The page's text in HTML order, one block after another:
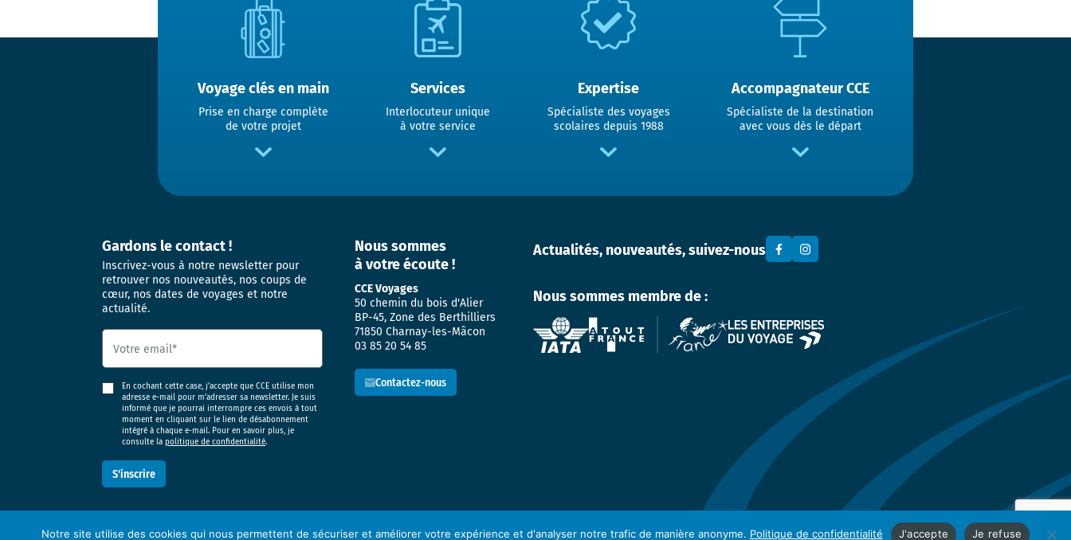
Voyage clés en main
Prise en charge complète
de votre projet
Services
Interlocuteur unique
à votre service
Expertise
Spécialiste des voyages
scolaires depuis 1988
Accompagnateur CCE
Spécialiste de la destination
avec vous dès le départ
Gardons le contact !
Inscrivez-vous à notre newsletter pour
retrouver nos nouveautés, nos coups de
cœur, nos dates de voyages et notre
actualité.
En cochant cette case, j’accepte que CCE utilise mon
adresse e-mail pour m’adresser sa newsletter. Je suis
informé que je pourrai interrompre ces envois à tout
moment en cliquant sur le lien de désabonnement
intégré à chaque e-mail. Pour en savoir plus, je
consulte la politique de confidentialité.
Nous sommes
à votre écoute !
CCE Voyages
50 chemin du bois d'Alier
BP-45, Zone des Berthilliers
71850 Charnay-les-Mâcon
03 85 20 54 85
Contactez-nous
Actualités, nouveautés, suivez-nous
Nous sommes membre de :
Mentions légales Politique de confidentialité Cookies
Notre site utilise des cookies qui nous permettent de sécuriser et améliorer votre expérience et d'analyser notre trafic de manière anonyme. Politique de confidentialité J'accepte Je refuse